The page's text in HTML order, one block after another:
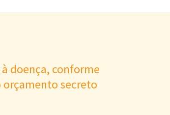
doença, conforme
orçamento secreto